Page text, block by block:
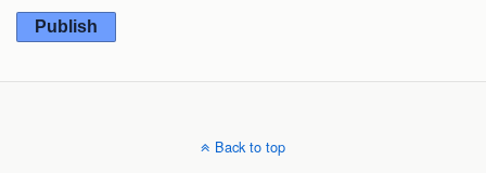
Publish
Back to top